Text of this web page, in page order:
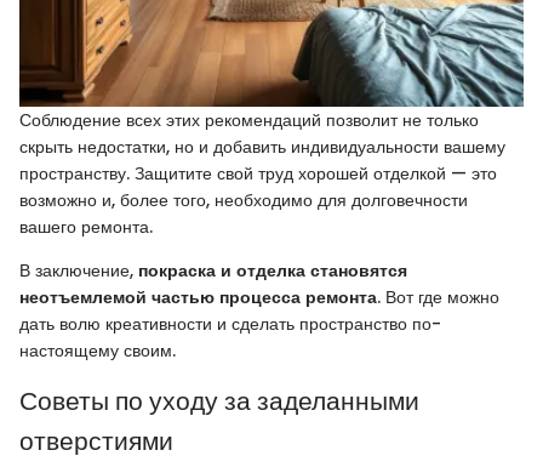
Соблюдение всех этих рекомендаций позволит не только
скрыть недостатки, но и добавить индивидуальности вашему
пространству. Защитите свой труд хорошей отделкой — это
возможно и, более того, необходимо для долговечности
вашего ремонта.
В заключение, покраска и отделка становятся
неотъемлемой частью процесса ремонта. Вот где можно
дать волю креативности и сделать пространство по-
настоящему своим.
Советы по уходу за заделанными
отверстиями